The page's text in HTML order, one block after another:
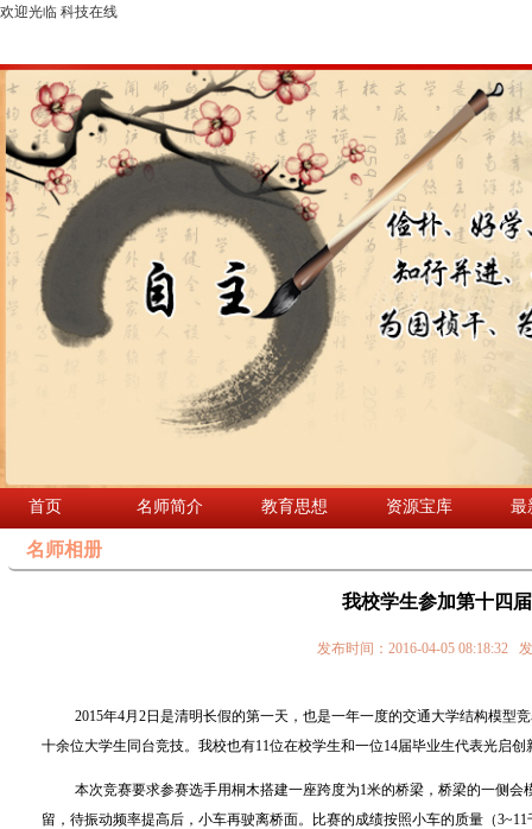
欢迎光临 科技在线
首页 名师简介 教育思想 资源宝库 最
名师相册
我校学生参加第十四
发布时间：2016-04-05
2015年4月2日是清明长假的第一天，也是一年一度的交通大学结构模型
十余位大学生同台竞技。我校也有11位在校学生和一位14届毕业生代表光启
本次竞赛要求参赛选手用桐木搭建一座跨度为1米的桥梁，桥梁的一侧会
留，待振动频率提高后，小车再驶离桥面。比赛的成绩按照小车的质量（3~11